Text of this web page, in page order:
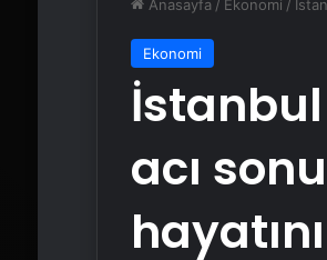
Anasayfa / Ekonomi /
Ekonomi
İstanbul
acı